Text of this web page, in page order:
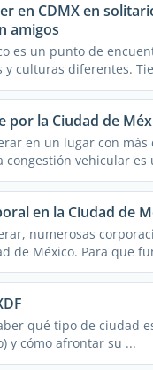
en CDMX en
amigos
es un punto de
y culturas diferentes.
por la Ciudad de
en un lugar con más
congestión vehicular es
en la Ciudad de
numerosas
de México. Para que
qué tipo de ciudad
y cómo afrontar su ...